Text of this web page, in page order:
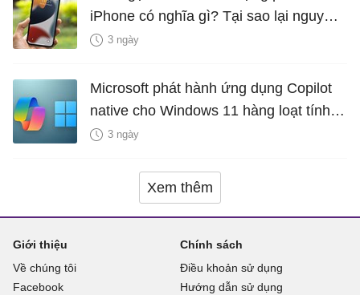
iPhone có nghĩa gì? Tại sao lại nguy
hiểm?
3 ngày
Microsoft phát hành ứng dụng Copilot
native cho Windows 11 hàng loạt tính
năng mới Hữu Ích
3 ngày
Xem thêm
Giới thiệu
Về chúng tôi
Facebook
Chính sách
Điều khoản sử dụng
Hướng dẫn sử dụng